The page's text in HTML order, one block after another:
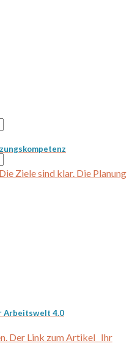
Ziele sind klar. Die Planung
Arbeitswelt 4.0
Der Link zum Artikel Ihr